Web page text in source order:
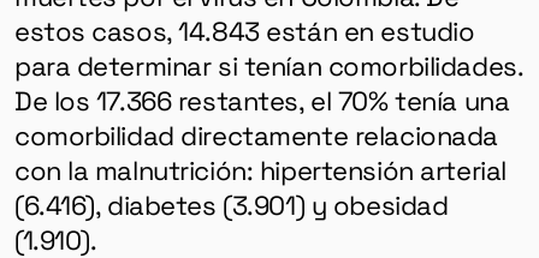
estos casos, 14.843 están en estudio
para determinar si tenían comorbilidades.
De los 17.366 restantes, el 70% tenía una
comorbilidad directamente relacionada
con la malnutrición: hipertensión arterial
(6.416), diabetes (3.901) y obesidad
(1.910).